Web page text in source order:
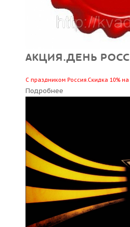
АКЦИЯ.ДЕНЬ
С праздником Россия.Скидка 10%
Подробнее